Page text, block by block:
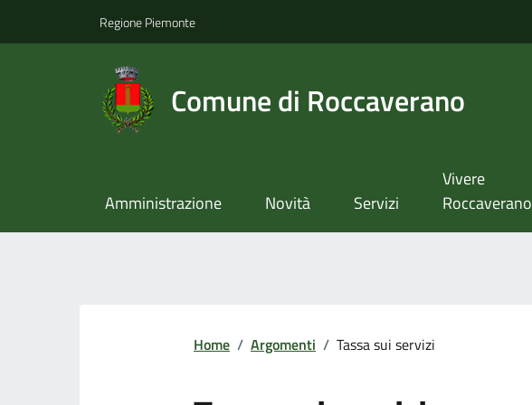
Regione Piemonte
Comune di Roccaverano
Amministrazione Novità Servizi
Vivere
Roccaverano
Home / Argomenti / Tassa sui servizi